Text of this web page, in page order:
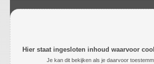
Hier staat ingesloten inhoud waarvoor
Je kan dit bekijken als je daarvoor